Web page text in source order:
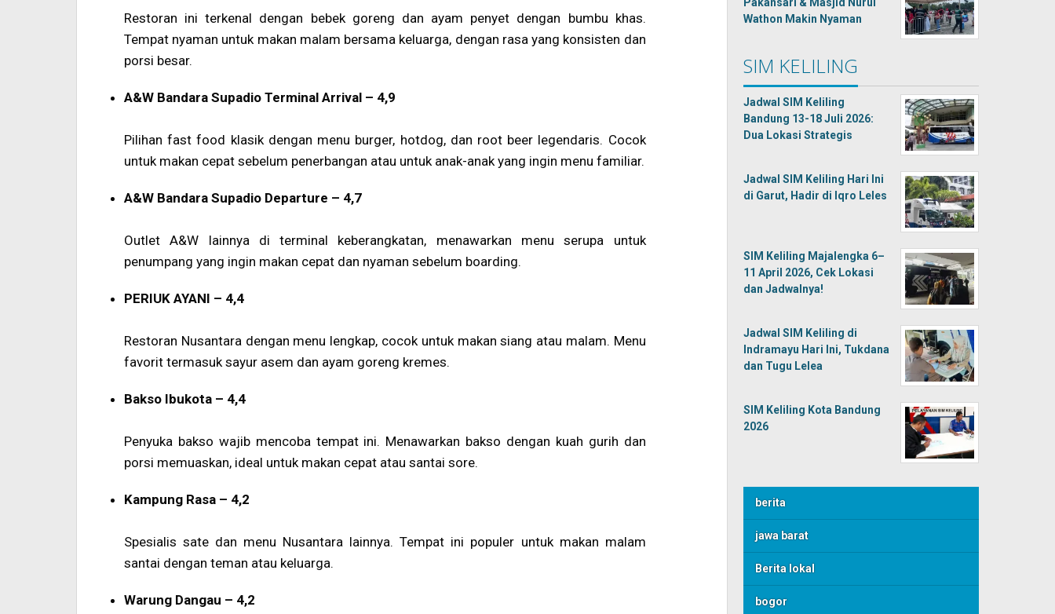
Restoran ini terkenal dengan bebek goreng dan ayam penyet dengan bumbu khas.
Tempat nyaman untuk makan malam bersama keluarga, dengan rasa yang konsisten dan
porsi besar.
A&W Bandara Supadio Terminal Arrival – 4,9
Pilihan fast food klasik dengan menu burger, hotdog, dan root beer legendaris. Cocok
untuk makan cepat sebelum penerbangan atau untuk anak-anak yang ingin menu familiar.
A&W Bandara Supadio Departure – 4,7
Outlet A&W lainnya di terminal keberangkatan, menawarkan menu serupa untuk
penumpang yang ingin makan cepat dan nyaman sebelum boarding.
PERIUK AYANI – 4,4
Restoran Nusantara dengan menu lengkap, cocok untuk makan siang atau malam. Menu
favorit termasuk sayur asem dan ayam goreng kremes.
Bakso Ibukota – 4,4
Penyuka bakso wajib mencoba tempat ini. Menawarkan bakso dengan kuah gurih dan
porsi memuaskan, ideal untuk makan cepat atau santai sore.
Kampung Rasa – 4,2
Spesialis sate dan menu Nusantara lainnya. Tempat ini populer untuk makan malam
santai dengan teman atau keluarga.
Warung Dangau – 4,2
Wathon Makin Nyaman
SIM KELILING
Jadwal SIM Keliling
Bandung 13-18 Juli 2026:
Dua Lokasi Strategis
Jadwal SIM Keliling Hari Ini
di Garut, Hadir di Iqro Leles
SIM Keliling Majalengka 6–
11 April 2026, Cek Lokasi
dan Jadwalnya!
Jadwal SIM Keliling di
Indramayu Hari Ini, Tukdana
dan Tugu Lelea
SIM Keliling Kota Bandung
2026
berita
jawa barat
Berita lokal
bogor